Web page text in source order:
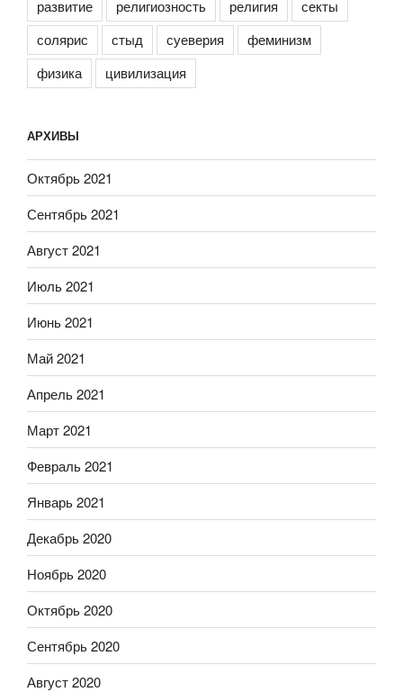
развитие религиозность религия
секты
солярис
стыд суеверия
феминизм
физика
цивилизация
АРХИВЫ
Октябрь 2021
Сентябрь 2021
Август 2021
Июль 2021
Июнь 2021
Май 2021
Апрель 2021
Март 2021
Февраль 2021
Январь 2021
Декабрь 2020
Ноябрь 2020
Октябрь 2020
Сентябрь 2020
Август 2020